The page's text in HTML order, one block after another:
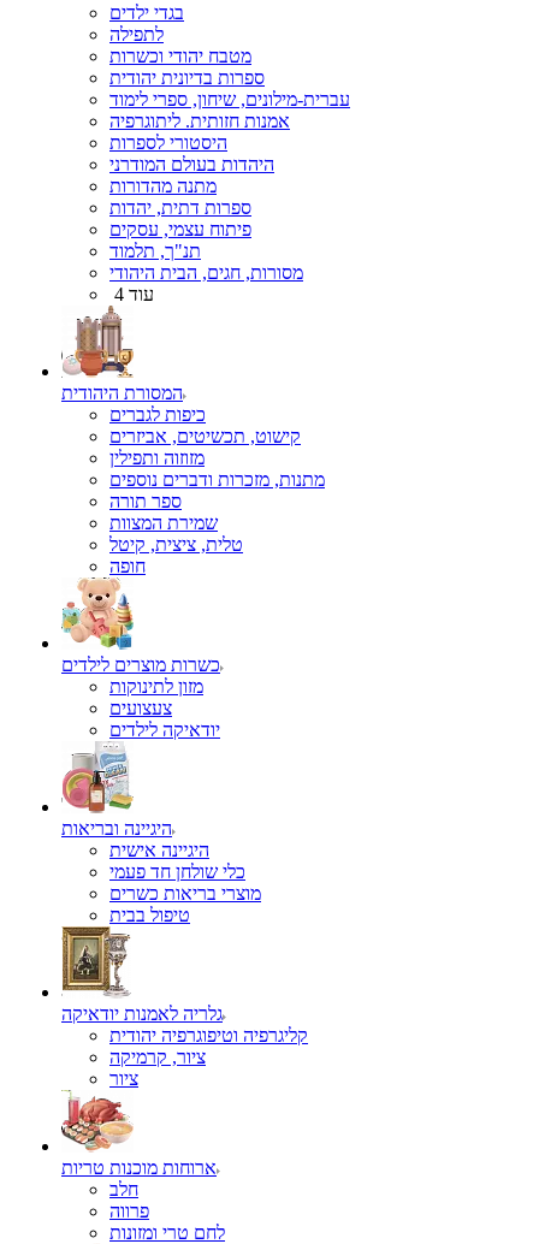
בגדי ילדים
לתפילה
מטבח יהודי וכשרות
ספרות בדיונית יהודית
עברית-מילונים, שיחון, ספרי לימוד
אמנות חזותית. ליתוגרפיה
היסטורי לספרות
היהדות בעולם המודרני
מתנה מהדורות
ספרות דתית, יהדות
פיתוח עצמי, עסקים
תנ"ך, תלמוד
מסורות, חגים, הבית היהודי
עוד 4
המסורת היהודית
כיפות לגברים
קישוט, תכשיטים, אביזרים
מזוזוה ותפילין
מתנות, מזכרות ודברים נוספים
ספר תורה
שמירת המצוות
טלית, ציצית, קיטל
כשרות מוצרים לילדים
מזון לתינוקות
צעצועים
יודאיקה לילדים
היגיינה ובריאות
היגיינה אישית
כלי שולחן חד פעמי
מוצרי בריאות כשרים
טיפול בבית
גלריה לאמנות יודאיקה
קליגרפיה וטיפוגרפיה יהודית
ציור, קרמיקה
ציור
ארוחות מוכנות טריות
חלב
פרווה
לחם טרי ומזונות